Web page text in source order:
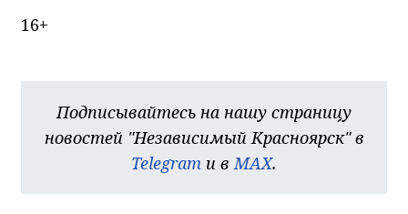
16+
Подписывайтесь на нашу страницу
новостей "Независимый Красноярск" в
Telegram и в MAX.